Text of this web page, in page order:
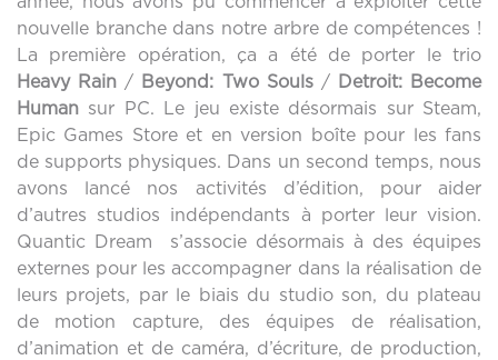
nouvelle branche dans notre arbre de compétences !
La première opération, ça a été de porter le trio
Heavy Rain / Beyond: Two Souls/ Detroit: Become
Human sur PC. Le jeu existe désormais sur Steam,
Epic Games Store et en version boîte pour les fans
de supports physiques. Dans un second temps, nous
avons lancé nos activités d’édition, pour aider
d’autres studios indépendants à porter leur vision.
Quantic Dream s’associe désormais à des équipes
externes pour les accompagner dans la réalisation de
leurs projets, par le biais du studio son, du plateau
de motion capture, des équipes de réalisation,
d’animation et de caméra, d’écriture, de production,